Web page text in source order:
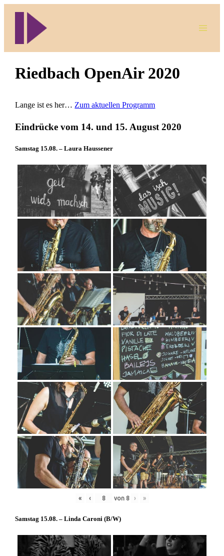
Riedbach OpenAir 2020
Lange ist es her… Zum aktuellen Programm
Eindrücke vom 14. und 15. August 2020
Samstag 15.08. – Laura Haussener
« ‹ von 8 › »
Samstag 15.08. – Linda Caroni (B/W)